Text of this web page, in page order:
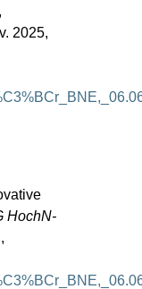
2025,
HochN-